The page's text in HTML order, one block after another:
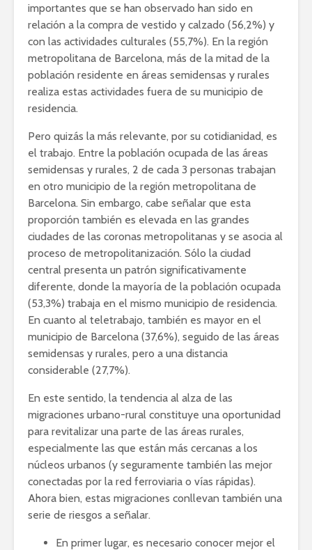
importantes que se han observado han sido en
relación a la compra de vestido y calzado (56,2%) y
con las actividades culturales (55,7%). En la región
metropolitana de Barcelona, ​​más de la mitad de la
población residente en áreas semidensas y rurales
realiza estas actividades fuera de su municipio de
residencia.
Pero quizás la más relevante, por su cotidianidad, es
el trabajo. Entre la población ocupada de las áreas
semidensas y rurales, 2 de cada 3 personas trabajan
en otro municipio de la región metropolitana de
Barcelona. Sin embargo, cabe señalar que esta
proporción también es elevada en las grandes
ciudades de las coronas metropolitanas y se asocia al
proceso de metropolitanización. Sólo la ciudad
central presenta un patrón significativamente
diferente, donde la mayoría de la población ocupada
(53,3%) trabaja en el mismo municipio de residencia.
En cuanto al teletrabajo, también es mayor en el
municipio de Barcelona (37,6%), seguido de las áreas
semidensas y rurales, pero a una distancia
considerable (27,7%).
En este sentido, la tendencia al alza de las
migraciones urbano-rural constituye una oportunidad
para revitalizar una parte de las áreas rurales,
especialmente las que están más cercanas a los
núcleos urbanos (y seguramente también las mejor
conectadas por la red ferroviaria o vías rápidas).
Ahora bien, estas migraciones conllevan también una
serie de riesgos a señalar.
En primer lugar, es necesario conocer mejor el